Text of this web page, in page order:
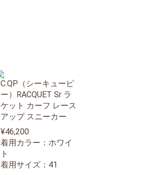
C.QP（シーキューピ
ー）RACQUET Sr ラ
ケット カーフ レース
アップ スニーカー
¥46,200
着用カラー：ホワイ
ト
着用サイズ：41